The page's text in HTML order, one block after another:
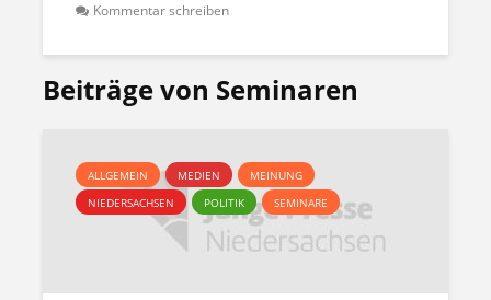
Kommentar schreiben
Beiträge von Seminaren
ALLGEMEIN MEDIEN
MEINUNG
NIEDERSACHSEN
POLITIK SEMINARE